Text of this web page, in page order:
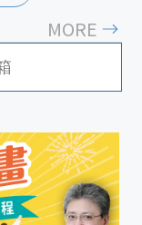
MORE